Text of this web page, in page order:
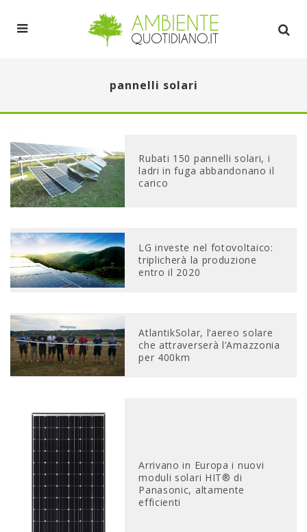
pannelli solari
Rubati 150 pannelli solari, i
ladri in fuga abbandonano il
carico
LG investe nel fotovoltaico:
triplicherà la produzione
entro il 2020
AtlantikSolar, l’aereo solare
che attraverserà l’Amazzonia
per 400km
Arrivano in Europa i nuovi
moduli solari HIT® di
Panasonic, altamente
efficienti